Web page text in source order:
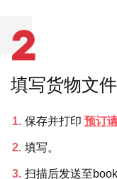
2
填写货物文件
保存并打印 预订
填写。
扫描后发送至